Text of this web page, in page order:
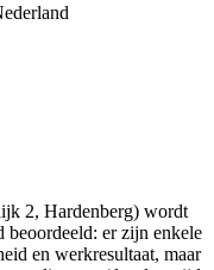
2, Hardenberg) wordt
beoordeeld: er zijn enkele
en werkresultaat, maar